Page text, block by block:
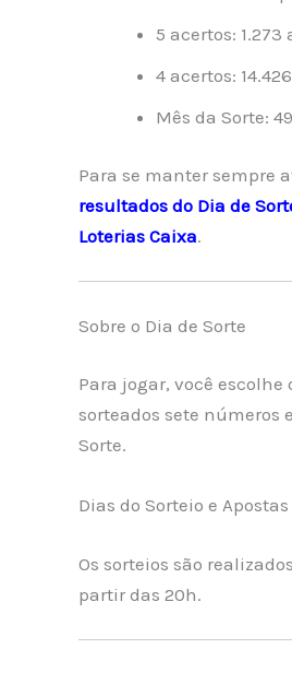
5 acertos:
4 acertos:
Mês da Sorte:
Para se manter sempre
resultados do Dia de
Loterias Caixa.
Sobre o Dia de Sorte
Para jogar, você escolhe
sorteados sete números
Sorte.
Dias do Sorteio e Apostas
Os sorteios são
partir das 20h.